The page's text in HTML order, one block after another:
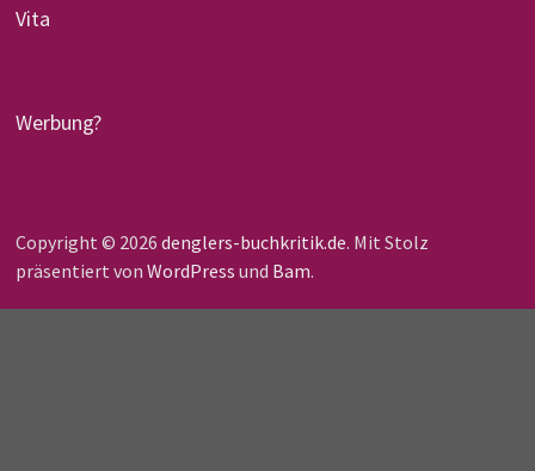
Vita
Werbung?
Copyright © 2026 denglers-buchkritik.de. Mit Stolz
präsentiert von WordPress und Bam.